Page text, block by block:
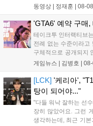
참격 형태의 궁극기를
산의 영웅들 업데이트
동영상 | 정재훈 | 08-08
'GTA6' 예약 구매
테이크투 인터랙티브
전례 없는 수준이라고
구체적으로 공개되지
11월 19일 PS5와
상 'Grand Theft Auto
이다....
게임뉴스 | 김병호 |
[LCK] '케리아',
탕이 되어야..."
"다들 워낙 잘하는 선
장히 많았어요. 그런
생각하는데, 최근 기